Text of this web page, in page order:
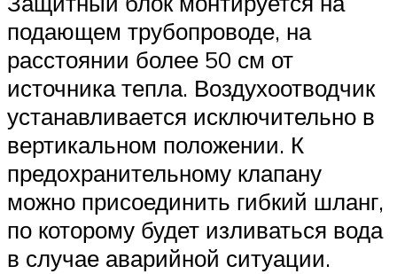
подающем трубопроводе, на
расстоянии более 50 см от
источника тепла. Воздухоотводчик
устанавливается исключительно в
вертикальном положении. К
предохранительному клапану
можно присоединить гибкий шланг,
по которому будет изливаться вода
в случае аварийной ситуации.